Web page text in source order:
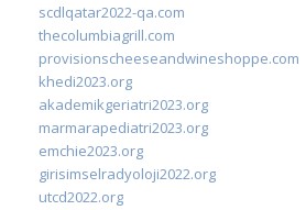
scdlqatar2022-qa.com
thecolumbiagrill.com
provisionscheeseandwineshoppe.com
khedi2023.org
akademikgeriatri2023.org
marmarapediatri2023.org
emchie2023.org
girisimselradyoloji2022.org
utcd2022.org